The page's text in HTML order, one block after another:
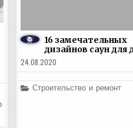
16 замечательных
дизайнов саун для
24.08.2020
Posted
Строительство и ремонт